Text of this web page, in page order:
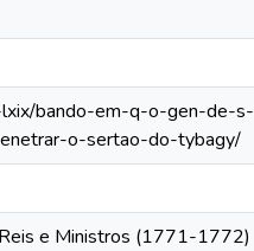
bando-em-q-o-gen-de-s-
o-sertao-do-tybagy/
e Ministros (1771-1772)